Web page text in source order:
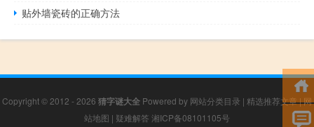
贴外墙瓷砖的正确方法
Copyright © 2012 - 2026 猜字谜大全 Powered by 网站分类目录 | 精选推荐文章|网
站地图 | 疑难解答 湘ICP备08101105号